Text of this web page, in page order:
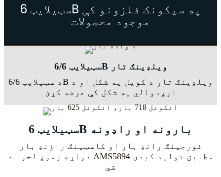
سټیلایټ 6B په سیکونک فلزونو کې
موجود محصولات
سټیلایټ 6/6B ویلډینګ تار
د سټیلایټ 6/6B ویلډینګ تار د کویل په شکل او د
اوږدوالي په شکل کې عرضه کړئ
سټیلایټ 6B بارونه او راډونه
فورجینګ رانډ بار او کاسټینګ راؤنډ بار
دواړه زموږ لخوا د AMS5894 مطابق تولید کیدی
شي